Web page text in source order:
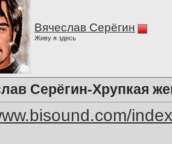
Вячеслав Серёгин
Живу я здесь
Серёгин-Хрупкая